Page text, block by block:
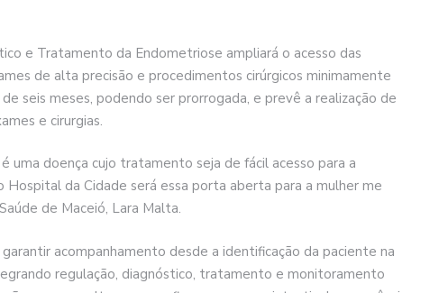
e Tratamento da Endometriose ampliará o acesso das
de alta precisão e procedimentos cirúrgicos minimamente
seis meses, podendo ser prorrogada, e prevê a realização de
e cirurgias.
uma doença cujo tratamento seja de fácil acesso para a
Hospital da Cidade será essa porta aberta para a mulher me
de Maceió, Lara Malta.
acompanhamento desde a identificação da paciente na
regulação, diagnóstico, tratamento e monitoramento